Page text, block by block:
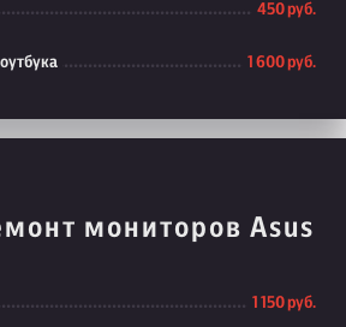
450 руб.
1 600 руб.
мониторов Asus
1 150 руб.